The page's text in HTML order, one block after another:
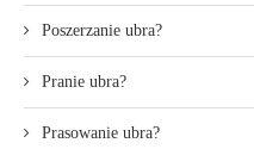
Poszerzanie ubra?
Pranie ubra?
Prasowanie ubra?